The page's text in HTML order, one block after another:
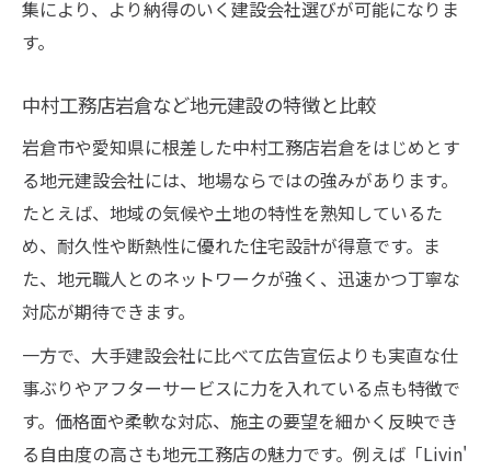
集により、より納得のいく建設会社選びが可能になりま
す。
中村工務店岩倉など地元建設の特徴と比較
岩倉市や愛知県に根差した中村工務店岩倉をはじめとす
る地元建設会社には、地場ならではの強みがあります。
たとえば、地域の気候や土地の特性を熟知しているた
め、耐久性や断熱性に優れた住宅設計が得意です。ま
た、地元職人とのネットワークが強く、迅速かつ丁寧な
対応が期待できます。
一方で、大手建設会社に比べて広告宣伝よりも実直な仕
事ぶりやアフターサービスに力を入れている点も特徴で
す。価格面や柔軟な対応、施主の要望を細かく反映でき
る自由度の高さも地元工務店の魅力です。例えば「Livin'